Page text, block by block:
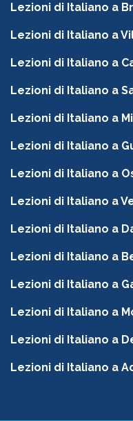
Lezioni di Italiano a
Lezioni di Italiano a
Lezioni di Italiano a
Lezioni di Italiano a
Lezioni di Italiano a
Lezioni di Italiano a
Lezioni di Italiano a
Lezioni di Italiano a
Lezioni di Italiano a
Lezioni di Italiano a
Lezioni di Italiano a
Lezioni di Italiano a
Lezioni di Italiano a
Lezioni di Italiano a